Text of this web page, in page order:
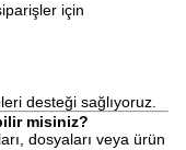
için
desteği sağlıyoruz.
misiniz?
dosyaları veya ürün